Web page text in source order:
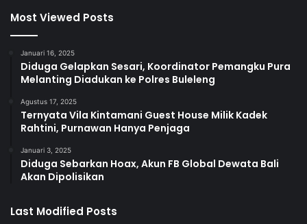
Most Viewed Posts
Januari 16, 2025
Diduga Gelapkan Sesari, Koordinator Pemangku Pura
Melanting Diadukan ke Polres Buleleng
Agustus 17, 2025
Ternyata Vila Kintamani Guest House Milik Kadek
Rahtini, Purnawan Hanya Penjaga
Januari 3, 2025
Diduga Sebarkan Hoax, Akun FB Global Dewata Bali
Akan Dipolisikan
Last Modified Posts